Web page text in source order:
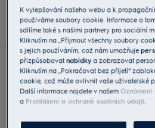
K vylepšování našeho webu a k
používáme soubory cookie. Informace o
sdílíme také s našimi partnery pro sociální
Kliknutím na „Přijmout všechny soubory
s jejich používáním, což nám umožňuje
přizpůsobovatnabídky a zobrazovat
Kliknutím na „Pokračovat bez přijetí“
cookie, což může ovlivnit vaše uživatelské
Další informace najdete v našem
a Prohlášení o ochraně osobních údajů.